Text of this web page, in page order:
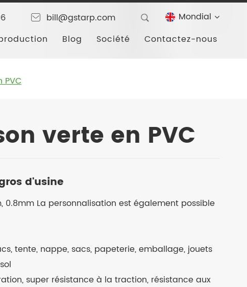
bill@gstarp.com
Mondial
Blog Société Contactez-nous
PVC
verte en PVC
d'usine
0.8mm La personnalisation est également possible
tente, nappe, sacs, papeterie, emballage, jouets
super résistance à la traction, résistance aux